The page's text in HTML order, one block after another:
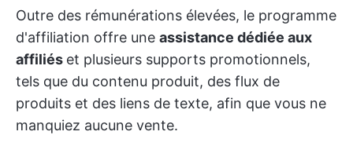
Outre des rémunérations élevées, le programme
d'affiliation offre une assistance dédiée aux
affiliés et plusieurs supports promotionnels,
tels que du contenu produit, des flux de
produits et des liens de texte, afin que vous ne
manquiez aucune vente.